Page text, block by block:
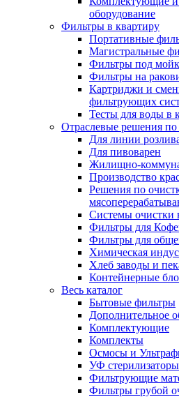
оборудование
Фильтры в квартиру
Портативные
Магистральные
Фильтры под
Фильтры на
Картриджи и
фильтрующих
Тесты для воды в
Отраслевые решения
Для линии
Для пивоварен
Жилищно-
Производство
Решения по
Системы очистки
Фильтры для
Фильтры для
Химическая
Хлеб заводы и
Контейнерные
Весь каталог
Бытовые фильтры
Дополнительное
Комплектующие
Комплекты
Осмосы и
УФ стерилизаторы
Фильтрующие
Фильтры грубой